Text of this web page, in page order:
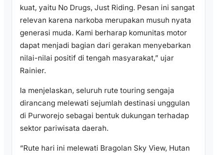
kuat, yaitu No Drugs, Just Riding. Pesan ini sangat
relevan karena narkoba merupakan musuh nyata
generasi muda. Kami berharap komunitas motor
dapat menjadi bagian dari gerakan menyebarkan
nilai-nilai positif di tengah masyarakat,” ujar
Rainier.
Ia menjelaskan, seluruh rute touring sengaja
dirancang melewati sejumlah destinasi unggulan
di Purworejo sebagai bentuk dukungan terhadap
sektor pariwisata daerah.
“Rute hari ini melewati Bragolan Sky View, Hutan